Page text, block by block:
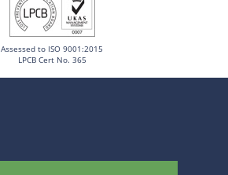
Assessed to ISO 9001:2015
LPCB Cert No. 365